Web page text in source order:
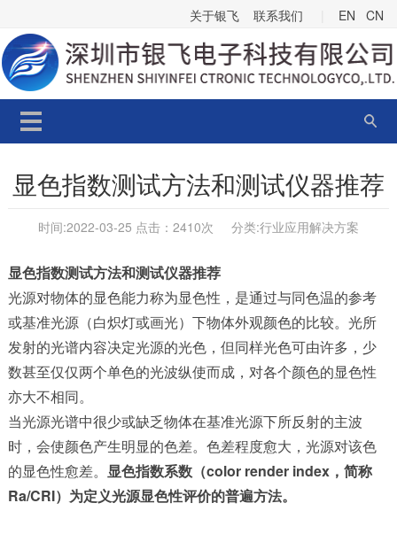
关于银飞 联系我们 EN CN
显色指数测试方法和测试仪器推荐
时间:2022-03-25 点击： 2410次 分类:行业应用解决方案
显色指数测试方法和测试仪器推荐
光源对物体的显色能力称为显色性，是通过与同色温的参考
或基准光源（白炽灯或画光）下物体外观颜色的比较。光所
发射的光谱内容决定光源的光色，但同样光色可由许多，少
数甚至仅仅两个单色的光波纵使而成，对各个颜色的显色性
亦大不相同。
当光源光谱中很少或缺乏物体在基准光源下所反射的主波
时，会使颜色产生明显的色差。色差程度愈大，光源对该色
的显色性愈差。 显色指数系数（color render index，简称
Ra/CRI）为定义光源显色性评价的普遍方法。